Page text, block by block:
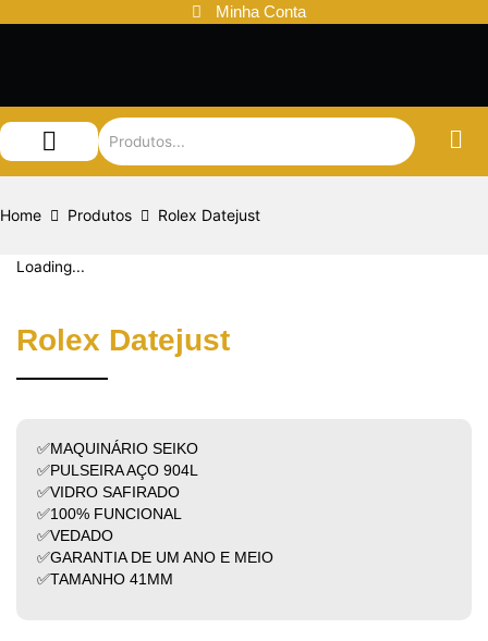
Minha Conta
Home Produtos Rolex Datejust
Loading...
Rolex Datejust
✅MAQUINÁRIO SEIKO
✅PULSEIRA AÇO 904L
✅VIDRO SAFIRADO
✅100% FUNCIONAL
✅VEDADO
✅GARANTIA DE UM ANO E MEIO
✅TAMANHO 41MM